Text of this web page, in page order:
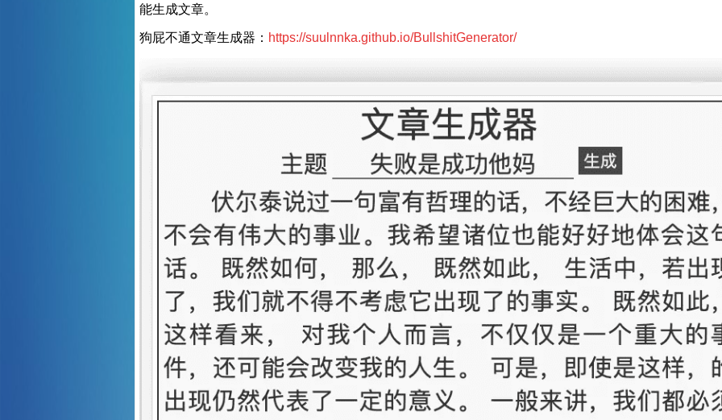
能生成文章。
狗屁不通文章生成器： https://suulnnka.github.io/BullshitGenerator/